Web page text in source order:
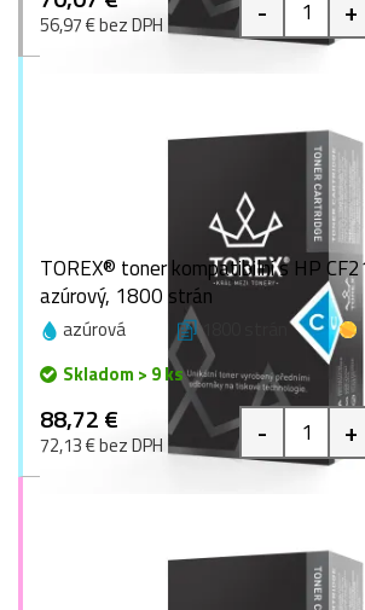
56,97 € bez DPH - +
TOREX® toner kompatibilní s HP
azúrový, 1800 strán
azúrová 1800 strán
Skladom > 9 ks
88,72 €
72,13 € bez DPH - +